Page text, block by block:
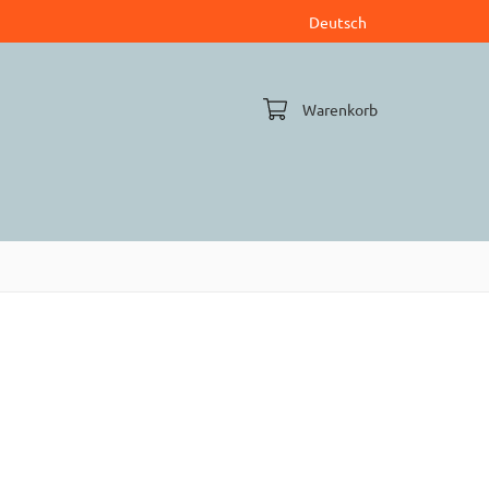
Deutsch
Warenkorb